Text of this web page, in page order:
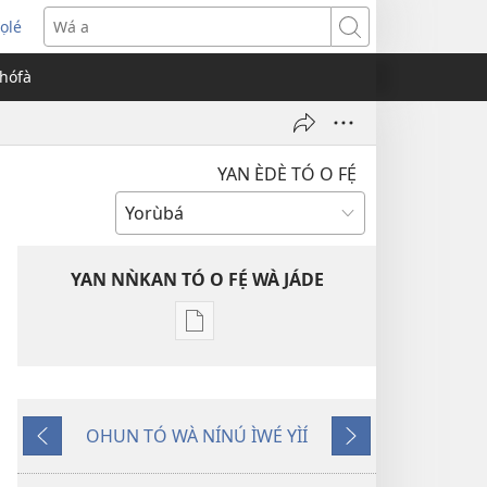
Wá
a
YAN ÈDÈ TÓ O FẸ́
YAN NǸKAN TÓ O FẸ́ WÀ JÁDE
Bó
wa
Pa
Dà
OHUN TÓ WÀ NÍNÚ ÌWÉ YÌÍ
Èyí
Tó